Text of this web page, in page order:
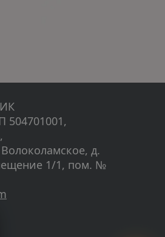
504701001,
д.
1/1, пом. №